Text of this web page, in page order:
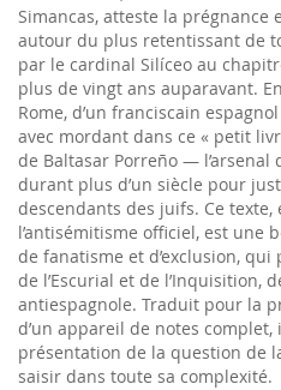
Simancas, atteste la prégnance
autour du plus retentissant de
par le cardinal Silíceo au
plus de vingt ans auparavant.
Rome, d’un franciscain
avec mordant dans ce « petit
de Baltasar Porreño — l’arsenal
durant plus d’un siècle pour
descendants des juifs. Ce
l’antisémitisme officiel, est une
de fanatisme et d’exclusion,
de l’Escurial et de l’Inquisition,
antiespagnole. Traduit pour la
d’un appareil de notes complet,
présentation de la question de
saisir dans toute sa complexité.